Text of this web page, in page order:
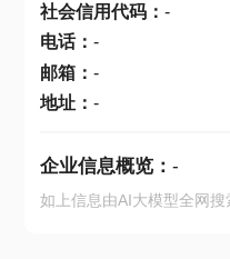
社会信用代码： -
电话： -
邮箱： -
地址： -
企业信息概览： -
如上信息由AI大模型全网